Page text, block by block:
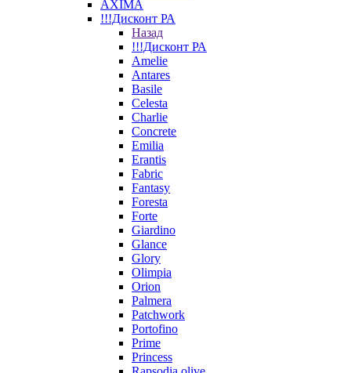
AXIMA
!!!Дисконт РА
Назад
!!!Дисконт РА
Amelie
Antares
Basile
Celesta
Charlie
Concrete
Emilia
Erantis
Fabric
Fantasy
Foresta
Forte
Giardino
Glance
Glory
Olimpia
Orion
Palmera
Patchwork
Portofino
Prime
Princess